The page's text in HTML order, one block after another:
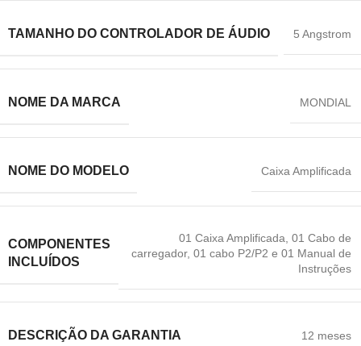
TAMANHO DO CONTROLADOR DE ÁUDIO 5 Angstrom
NOME DA MARCA MONDIAL
NOME DO MODELO Caixa Amplificada
COMPONENTES
INCLUÍDOS
01 Caixa Amplificada 01 Cabo de
carregador, 01 cabo P2/P2 e 01 Manual de
Instruções
DESCRIÇÃO DA GARANTIA 12 meses